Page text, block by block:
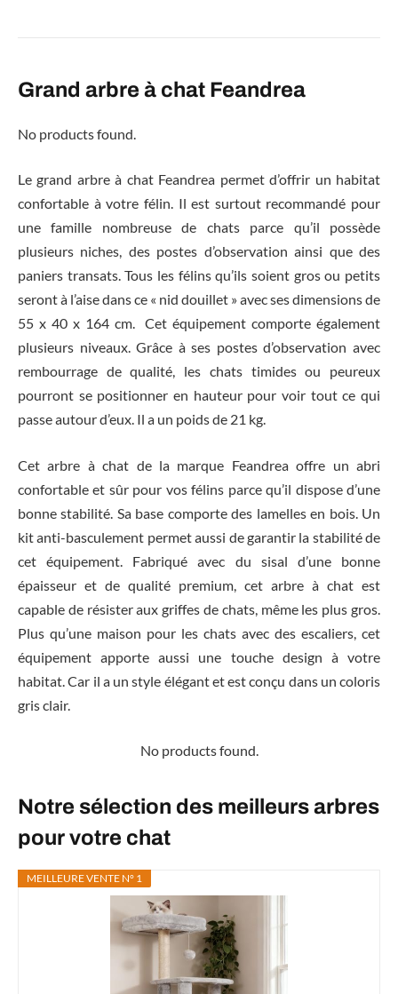
Grand arbre à chat Feandrea
No products found.
Le grand arbre à chat Feandrea permet d’offrir un habitat
confortable à votre félin. Il est surtout recommandé pour
une famille nombreuse de chats parce qu’il possède
plusieurs niches, des postes d’observation ainsi que des
paniers transats. Tous les félins qu’ils soient gros ou petits
seront à l’aise dans ce « nid douillet » avec ses dimensions de
55 x 40 x 164 cm. Cet équipement comporte également
plusieurs niveaux. Grâce à ses postes d’observation avec
rembourrage de qualité, les chats timides ou peureux
pourront se positionner en hauteur pour voir tout ce qui
passe autour d’eux. Il a un poids de 21 kg.
Cet arbre à chat de la marque Feandrea offre un abri
confortable et sûr pour vos félins parce qu’il dispose d’une
bonne stabilité. Sa base comporte des lamelles en bois. Un
kit anti-basculement permet aussi de garantir la stabilité de
cet équipement. Fabriqué avec du sisal d’une bonne
épaisseur et de qualité premium, cet arbre à chat est
capable de résister aux griffes de chats, même les plus gros.
Plus qu’une maison pour les chats avec des escaliers, cet
équipement apporte aussi une touche design à votre
habitat. Car il a un style élégant et est conçu dans un coloris
gris clair.
No products found.
Notre sélection des meilleurs arbres
pour votre chat
MEILLEURE VENTE N° 1